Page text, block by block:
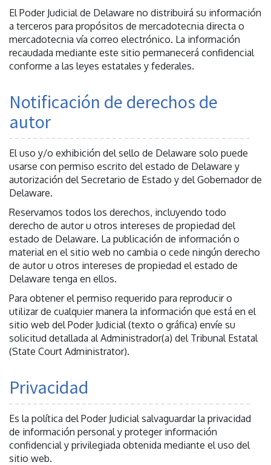
El Poder Judicial de Delaware no distribuirá su información
a terceros para propósitos de mercadotecnia directa o
mercadotecnia vía correo electrónico. La información
recaudada mediante este sitio permanecerá confidencial
conforme a las leyes estatales y federales.
Notificación de derechos de
autor
El uso y/o exhibición del sello de Delaware solo puede
usarse con permiso escrito del estado de Delaware y
autorización del Secretario de Estado y del Gobernador de
Delaware.
Reservamos todos los derechos, incluyendo todo
derecho de autor u otros intereses de propiedad del
estado de Delaware. La publicación de información o
material en el sitio web no cambia o cede ningún derecho
de autor u otros intereses de propiedad el estado de
Delaware tenga en ellos.
Para obtener el permiso requerido para reproducir o
utilizar de cualquier manera la información que está en el
sitio web del Poder Judicial (texto o gráfica) envíe su
solicitud detallada al Administrador(a) del Tribunal Estatal
(State Court Administrator).
Privacidad
Es la política del Poder Judicial salvaguardar la privacidad
de información personal y proteger información
confidencial y privilegiada obtenida mediante el uso del
sitio web.